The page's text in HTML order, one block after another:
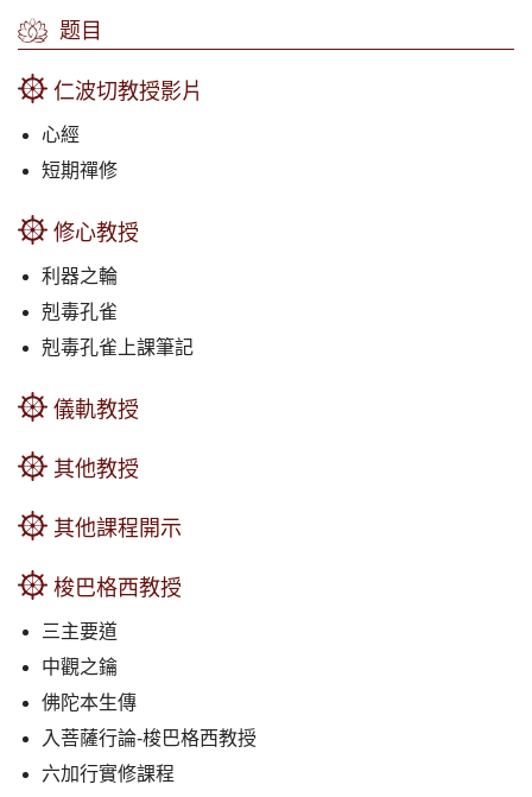
题目
仁波切教授影片
心經
短期禪修
修心教授
利器之輪
剋毒孔雀
剋毒孔雀上課筆記
儀軌教授
其他教授
其他課程開示
梭巴格西教授
三主要道
中觀之鑰
佛陀本生傳
入菩薩行論-梭巴格西教授
六加行實修課程